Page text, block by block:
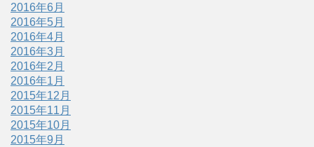
2016年6月
2016年5月
2016年4月
2016年3月
2016年2月
2016年1月
2015年12月
2015年11月
2015年10月
2015年9月